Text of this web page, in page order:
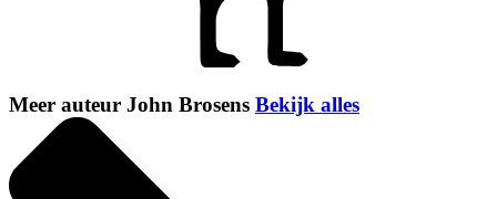
Meer auteur John Brosens Bekijk alles